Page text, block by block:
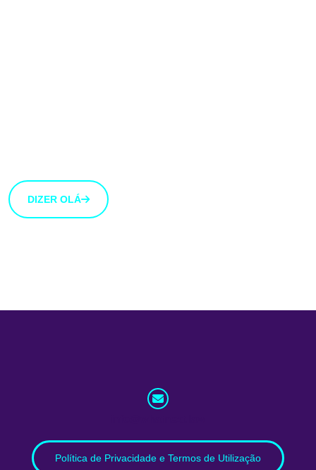
DIZER OLÁ
Política de Privacidade e Termos de Utilização